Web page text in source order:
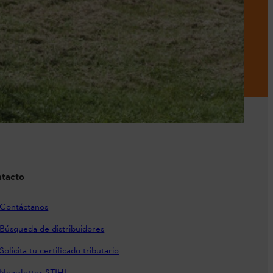
Contáctanos
Búsqueda de distribuidores
Solicita tu certificado tributario